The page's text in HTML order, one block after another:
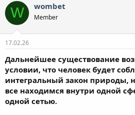
W wombet
Member
17.02.26
Дальнейшее существование
условии, что человек будет
интегральный закон природы,
все находимся внутри одной
одной сетью.